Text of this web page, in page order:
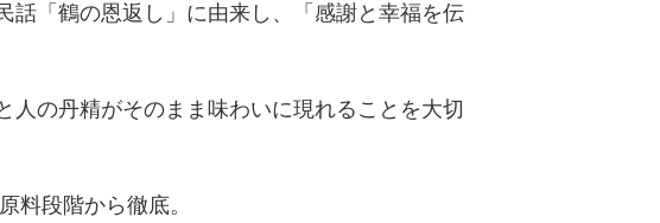
話「鶴の恩返し」に由来し、「感謝と幸福を伝
の丹精がそのまま味わいに現れることを大切
料段階から徹底。